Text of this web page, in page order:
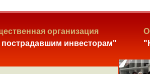
организация
инвесторам"